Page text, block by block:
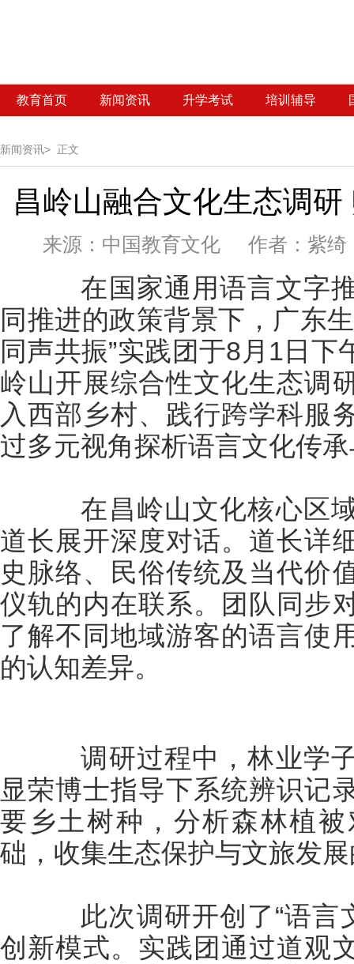
教育首页 新闻资讯 升学考试 培训辅导
新闻资讯> 正文
昌岭山融合文化生态调
来源： 中国教育文化 作者：紫
在国家通用语言文字推
同推进的政策背景下，广东
同声共振”实践团于8月1日
岭山开展综合性文化生态调
入西部乡村、践行跨学科服
过多元视角探析语言文化传
在昌岭山文化核心区域
道长展开深度对话。道长详
史脉络、民俗传统及当代价
仪轨的内在联系。团队同步
了解不同地域游客的语言使
的认知差异。
调研过程中，林业学子
显荣博士指导下系统辨识记
要乡土树种，分析森林植
础，收集生态保护与文旅发
此次调研开创了“语言
创新模式。实践团通过道观